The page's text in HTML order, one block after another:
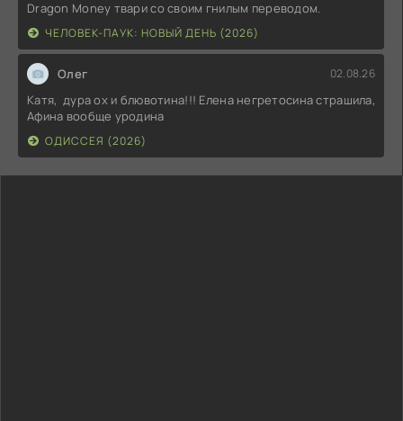
Dragon Money твари со своим гнилым переводом.
ЧЕЛОВЕК-ПАУК: НОВЫЙ ДЕНЬ (2026)
Олег 02.08.26
Катя, дура ох и блювотина!!! Елена негретосина страшила,
Афина вообще уродина
ОДИССЕЯ (2026)